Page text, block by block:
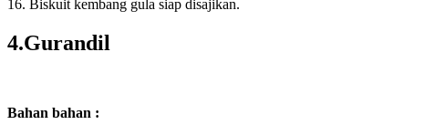
16. Biskuit kembang gula siap disajikan.
4.Gurandil
Bahan bahan :